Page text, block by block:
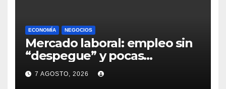
ECONOMÍA NEGOCIOS
Mercado laboral: empleo sin
“despegue” y pocas
expectativas empresariales
sobre aumento de personal
7 AGOSTO, 2026